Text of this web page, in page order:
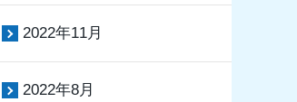
2022年11月
2022年8月